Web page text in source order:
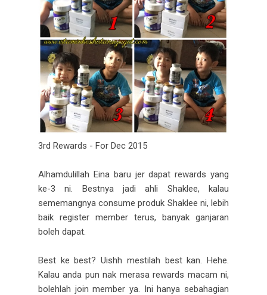
3rd Rewards - For Dec 2015
Alhamdulillah Eina baru jer dapat rewards yang
ke-3 ni. Bestnya jadi ahli Shaklee, kalau
sememangnya consume produk Shaklee ni, lebih
baik register member terus, banyak ganjaran
boleh dapat.
Best ke best? Uishh mestilah best kan. Hehe.
Kalau anda pun nak merasa rewards macam ni,
bolehlah join member ya. Ini hanya sebahagian